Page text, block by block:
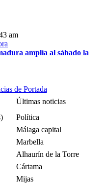
am
amplía al sábado la
de Portada
Últimas noticias
Política
Málaga capital
Marbella
Alhaurín de la Torre
Cártama
Mijas